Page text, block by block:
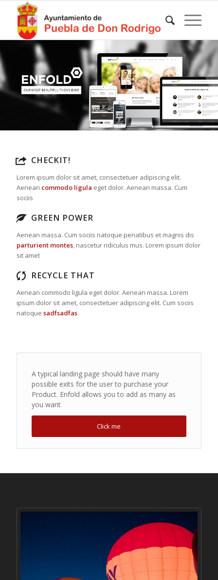
CHECKIT!
Lorem ipsum dolor sit amet, consectetuer adipiscing elit.
Aenean commodo ligula eget dolor. Aenean massa. Cum
sociis
GREEN POWER
Aenean massa. Cum sociis natoque penatibus et magnis dis
parturient montes, nascetur ridiculus mus. Lorem ipsum dolor
sit amet
RECYCLE THAT
Aenean commodo ligula eget dolor. Aenean massa. Lorem
ipsum dolor sit amet, consectetuer adipiscing elit. Cum sociis
natoque sadfsadfas
A typical landing page should have many
possible exits for the user to purchase your
Product. Enfold allows you to add as many as
you want
Click me